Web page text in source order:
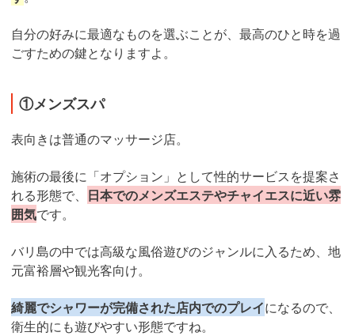
自分の好みに最適なものを選ぶことが、最高のひと時を過
ごすための鍵となりますよ。
①メンズスパ
表向きは普通のマッサージ店。
施術の最後に「オプション」として性的サービスを提案さ
れる形態で、 日本でのメンズエステやチャイエスに近い雰
囲気です。
バリ島の中では高級な風俗遊びのジャンルに入るため、地
元富裕層や観光客向け。
綺麗でシャワーが完備された店内でのプレイになるので、
衛生的にも遊びやすい形態ですね。